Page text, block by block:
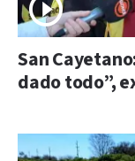
San
dado todo”,